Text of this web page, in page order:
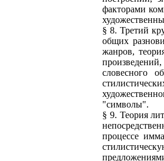
факторами
§ 8. Третий
общих
жанров,
словесного
"символы".
§ 9. Теория
процессе